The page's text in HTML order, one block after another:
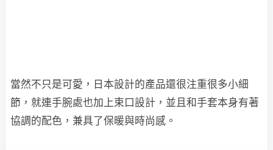
當然不只是可愛，日本設計的產品還很注重很多小細
節，就連手腕處也加上束口設計，並且和手套本身有著
協調的配色，兼具了保暖與時尚感。